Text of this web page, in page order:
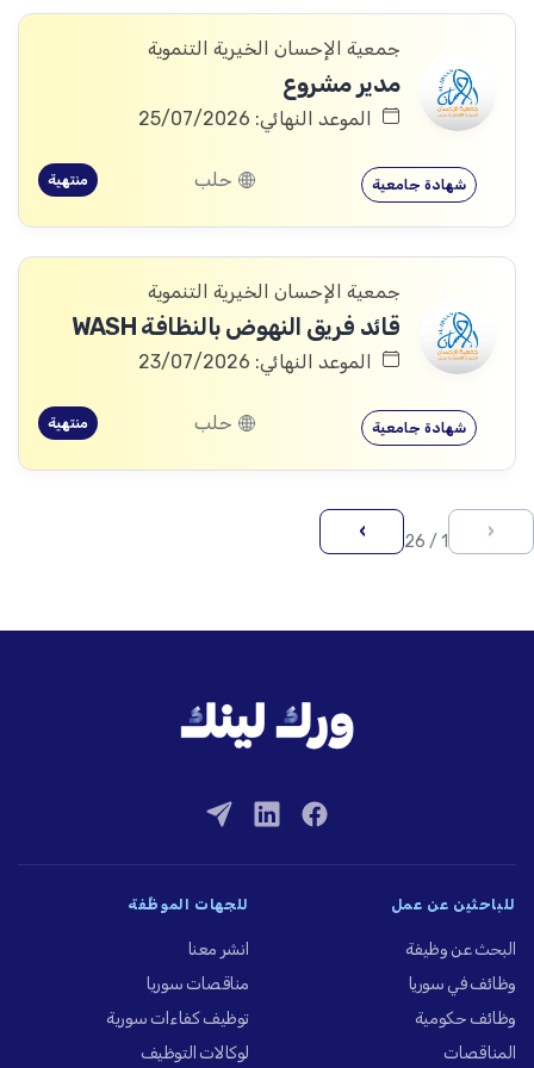
جمعية الإحسان الخيرية التنموية
مدير مشروع
الموعد النهائي: 25/07/2026
شهادة جامعية حلب منتهية
جمعية الإحسان الخيرية التنموية
قائد فريق النهوض بالنظافة WASH
الموعد النهائي: 23/07/2026
شهادة جامعية حلب منتهية
‹
1 / 26
›
للباحثين عن عمل
البحث عن وظيفة
وظائف في سوريا
وظائف حكومية
المناقصات
للجهات الموظِّفة
انشر معنا
مناقصات سوريا
توظيف كفاءات سورية
لوكالات التوظيف